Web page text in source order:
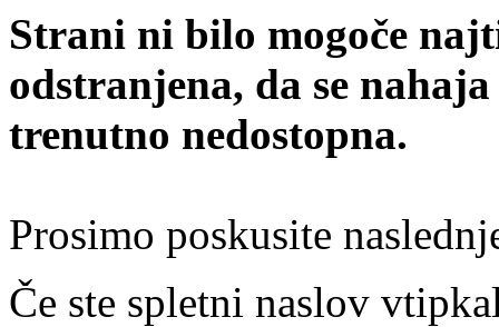
Strani ni bilo mogoče
odstranjena, da se
trenutno nedostopna.
Prosimo poskusite
Če ste spletni naslov